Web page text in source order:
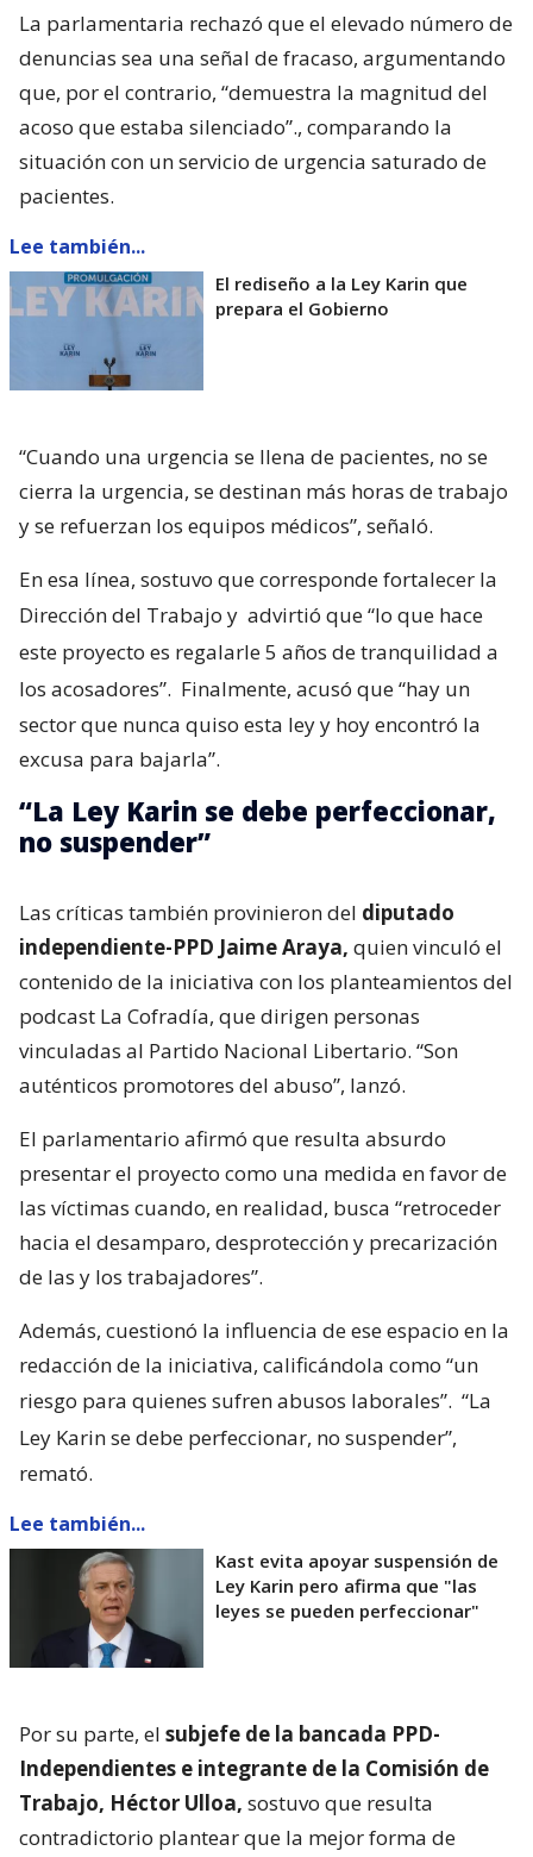
La parlamentaria rechazó que el elevado número de
denuncias sea una señal de fracaso, argumentando
que, por el contrario, “demuestra la magnitud del
acoso que estaba silenciado”., comparando la
situación con un servicio de urgencia saturado de
pacientes.
Lee también...
El rediseño a la Ley Karin que
prepara el Gobierno
“Cuando una urgencia se llena de pacientes, no se
cierra la urgencia, se destinan más horas de trabajo
y se refuerzan los equipos médicos”, señaló.
En esa línea, sostuvo que corresponde fortalecer la
Dirección del Trabajo y advirtió que “lo que hace
este proyecto es regalarle 5 años de tranquilidad a
los acosadores”. Finalmente, acusó que “hay un
sector que nunca quiso esta ley y hoy encontró la
excusa para bajarla”.
“La Ley Karin se debe perfeccionar,
no suspender”
Las críticas también provinieron del diputado
independiente-PPD Jaime Araya, quien vinculó el
contenido de la iniciativa con los planteamientos del
podcast La Cofradía, que dirigen personas
vinculadas al Partido Nacional Libertario. “Son
auténticos promotores del abuso”, lanzó.
El parlamentario afirmó que resulta absurdo
presentar el proyecto como una medida en favor de
las víctimas cuando, en realidad, busca “retroceder
hacia el desamparo, desprotección y precarización
de las y los trabajadores”.
Además, cuestionó la influencia de ese espacio en la
redacción de la iniciativa, calificándola como “un
riesgo para quienes sufren abusos laborales”. “La
Ley Karin se debe perfeccionar, no suspender”,
remató.
Lee también...
Kast evita apoyar suspensión de
Ley Karin pero afirma que "las
leyes se pueden perfeccionar"
Por su parte, el subjefe de la bancada PPD-
Independientes e integrante de la Comisión de
Trabajo, Héctor Ulloa, sostuvo que resulta
contradictorio plantear que la mejor forma de